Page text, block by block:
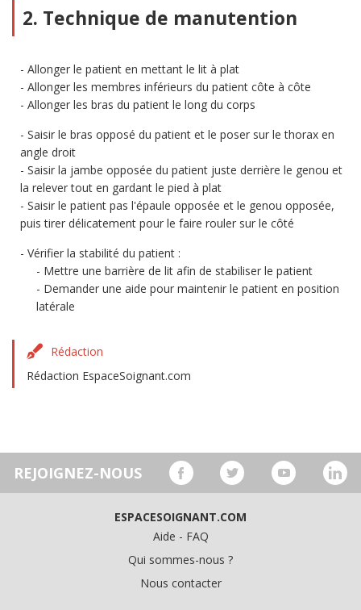
2. Technique de manutention
Allonger le patient en mettant le lit à plat
Allonger les membres inférieurs du patient côte à côte
Allonger les bras du patient le long du corps
Saisir le bras opposé du patient et le poser sur le thorax en
angle droit
Saisir la jambe opposée du patient juste derrière le genou et
la relever tout en gardant le pied à plat
Saisir le patient pas l'épaule opposée et le genou opposée,
puis tirer délicatement pour le faire rouler sur le côté
Vérifier la stabilité du patient :
Mettre une barrière de lit afin de stabiliser le patient
Demander une aide pour maintenir le patient en position
latérale
Rédaction
Rédaction EspaceSoignant.com
REJOIGNEZ-NOUS
ESPACESOIGNANT.COM
Aide - FAQ
Qui sommes-nous ?
Nous contacter